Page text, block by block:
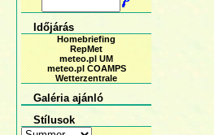
Időjárás
Homebriefing
RepMet
meteo.pl UM
meteo.pl COAMPS
Wetterzentrale
Galéria ajánló
Stílusok